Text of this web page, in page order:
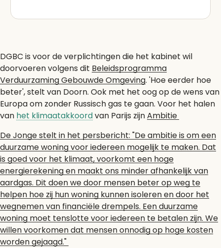
DGBC is voor de verplichtingen die het kabinet wil
doorvoeren volgens dit Beleidsprogramma
Verduurzaming Gebouwde Omgeving. 'Hoe eerder hoe
beter', stelt van Doorn. Ook met het oog op de wens van
Europa om zonder Russisch gas te gaan. Voor het halen
van het klimaatakkoordvan Parijs zijnAmbitie
De Jonge stelt in het persbericht: "De ambitie is om een
duurzame woning voor iedereen mogelijk te maken. Dat
is goed voor het klimaat, voorkomt een hoge
energierekening en maakt ons minder afhankelijk van
aardgas. Dit doen we door mensen beter op weg te
helpen hoe zij hun woning kunnen isoleren en door het
wegnemen van financiële drempels. Een duurzame
woning moet tenslotte voor iedereen te betalen zijn. We
willen voorkomen dat mensen onnodig op hoge kosten
worden gejaagd."